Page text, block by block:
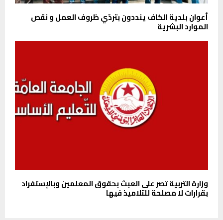
أعوان بلدية الكاف ينددون بتردّي ظروف العمل و نقص
الموارد البشرية
وزارة التربية تصر على العبث بحقوق المعلمين وبالإستفراد
بقرارات لا مصلحة للتلاميذ فيها